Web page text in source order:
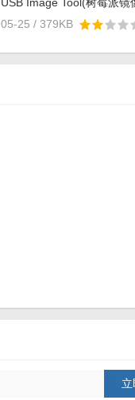
USB Image Tool(树莓派镜
05-25 / 379KB